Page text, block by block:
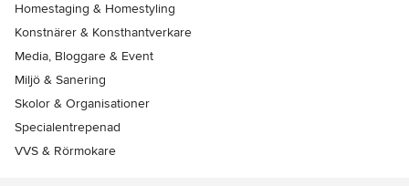
Homestaging & Homestyling
Konstnärer & Konsthantverkare
Media, Bloggare & Event
Miljö & Sanering
Skolor & Organisationer
Specialentrepenad
VVS & Rörmokare